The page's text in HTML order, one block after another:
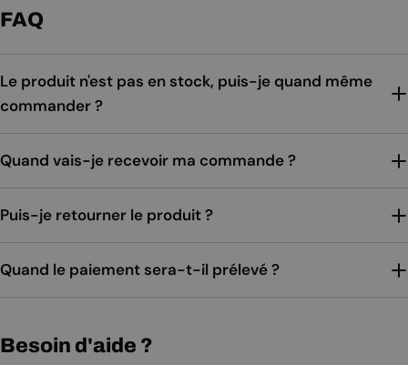
FAQ
Le produit n'est pas en stock, puis-je quand même
commander ?
Quand vais-je recevoir ma commande ?
Puis-je retourner le produit ?
Quand le paiement sera-t-il prélevé ?
Besoin d'aide ?